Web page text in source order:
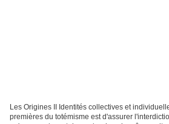
Les Origines II Identités collectives et
premières du totémisme est d'assurer